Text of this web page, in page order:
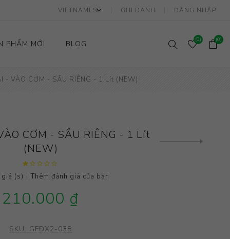
GHI DANH ĐĂNG NHẬP
PHẨM MỚI BLOG (0) (0)
- VÀO CƠM - SẦU RIÊNG - 1 Lít (NEW)
CƠM - SẦU RIÊNG - 1 Lít
(NEW)
(s) | Thêm đánh giá của bạn
210.000 ₫
SKU: GFĐX2-038